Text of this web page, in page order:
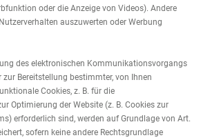
oder die Anzeige von Videos). Andere
auszuwerten oder Werbung
des elektronischen Kommunikationsvorgangs
Bereitstellung bestimmter, von Ihnen
Cookies, z. B. für die
Optimierung der Website (z. B. Cookies zur
erforderlich sind, werden auf Grundlage von Art.
sofern keine andere Rechtsgrundlage